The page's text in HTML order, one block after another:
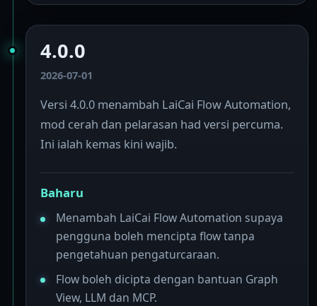
4.0.0
2026-07-01
Versi 4.0.0 menambah LaiCai Flow Automation,
mod cerah dan pelarasan had versi percuma.
Ini ialah kemas kini wajib.
Baharu
Menambah LaiCai Flow Automation supaya
pengguna boleh mencipta flow tanpa
pengetahuan pengaturcaraan.
Flow boleh dicipta dengan bantuan Graph
View, LLM dan MCP.